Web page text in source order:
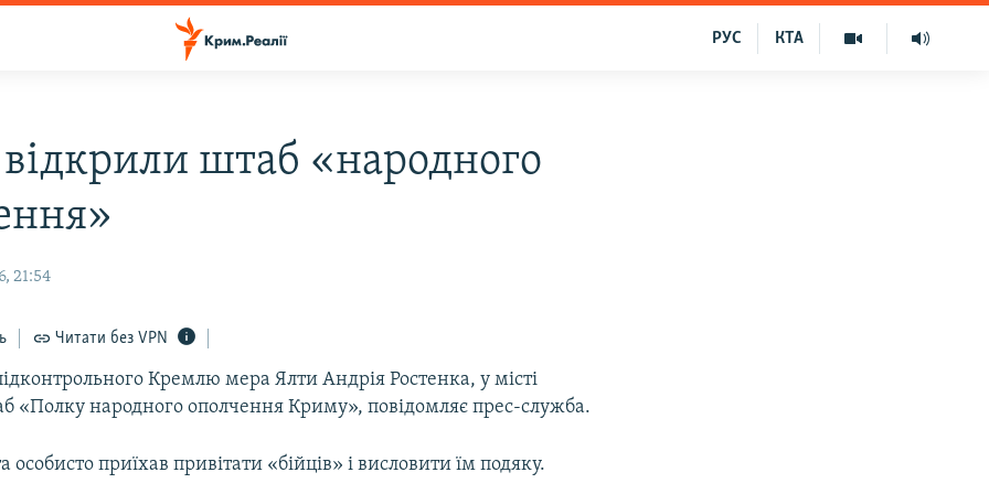
КТА
РУС
відкрили штаб «народного
21:54
Читати без VPN
Кремлю мера Ялти Андрія Ростенка, у місті
«Полку народного ополчення Криму», повідомляє прес-служба.
особисто приїхав привітати «бійців» і висловити їм подяку.